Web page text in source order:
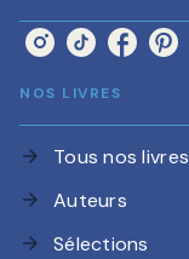
NOS LIVRES
arrow_forward Tous nos livres
arrow_forward Auteurs
arrow_forward Sélections